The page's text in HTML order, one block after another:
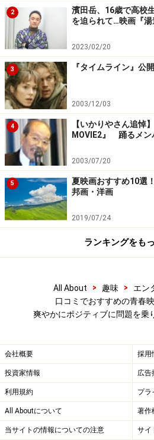
【編集部おすすめの購入サイト】
楽天市場で洋画・邦画の
2
濱田岳、16歳で高校
を迫られて…映画『
2023/02/20
3 『タイムライン』公
2003/12/03
4
【いかりやさん追
MOVIE2』 踊るメン
2003/07/20
5
夏映画おすすめ10選
邦画・洋画
2019/07/24
ランキングをも
All About > 趣味 > エン
口コミでおすすめの青春映
爽やかにポジティブに問題を乗
会社概要 採用
投資家情報 広告
利用規約 プラ
All Aboutについて 著作
当サイトの情報についての注意 サイ